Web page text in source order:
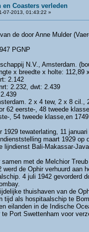
en Coasters verleden
07-2013, 01:43:22 »
de door Anne Mulder
PGNP
N.V., Amsterdam.
x breedte x holte: 112,89
2.142
2.232, dwt: 2.439
2 x 4 tew, 2 x 8 cil.,
62 eerste-, 48 tweede
, 54 tweede klasse,en
1929 tewaterlating, 11
maart 1929
lijndienst Bali-Makassar-
met de Melchior
werd de Ophir verhuurd
4 juli 1942 gevorderd
thuishaven van de
tijd als hospitaalschip te
eilanden in de Indische
Port Swettenham voor